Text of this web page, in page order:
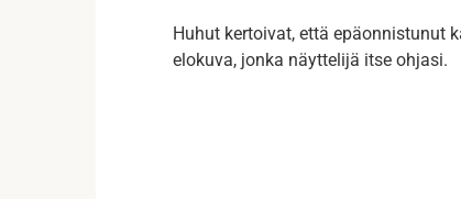
Huhut kertoivat, että epäonnistunut
elokuva, jonka näyttelijä itse ohjasi.